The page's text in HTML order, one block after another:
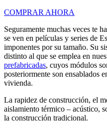
COMPRAR AHORA
Seguramente muchas veces te
se ven en películas y series de
imponentes por su tamaño. Su
distinto al que se emplea en
prefabricadas, cuyos módulos
posteriormente son ensablados
vivienda.
La rapidez de construcción, el
aislamiento térmico – acústico,
la construcción tradicional.